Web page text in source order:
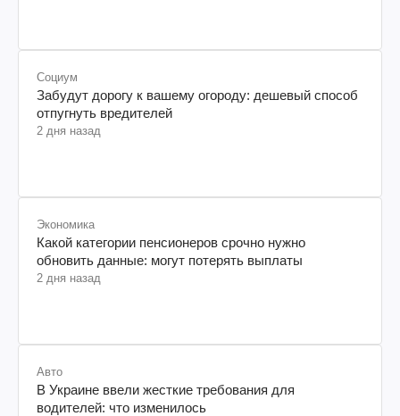
Социум
Забудут дорогу к вашему огороду: дешевый способ
отпугнуть вредителей
2 дня назад
Экономика
Какой категории пенсионеров срочно нужно
обновить данные: могут потерять выплаты
2 дня назад
Авто
В Украине ввели жесткие требования для
водителей: что изменилось